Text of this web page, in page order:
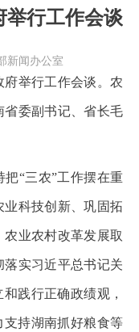
行工作会谈
新闻办公室
府举行工作会谈。农
省委副书记、省长毛
“三农”工作摆在重
科技创新、巩固拓
业农村改革发展取
实习近平总书记关
践行正确政绩观，
支持湖南抓好粮食等